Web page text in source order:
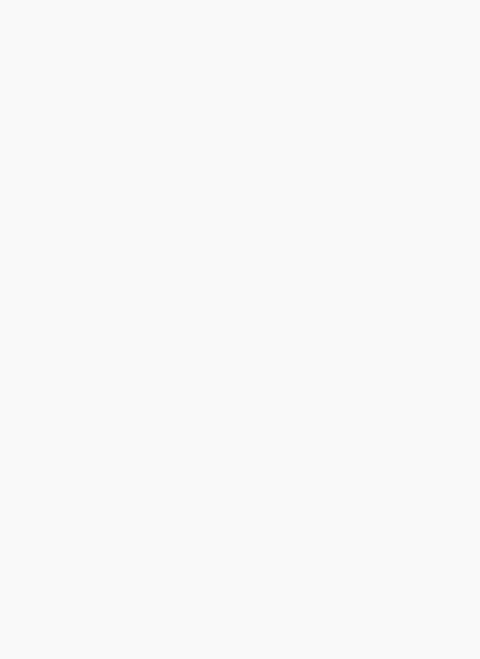
комментарий
Для тех, кто не в курсе конфликта, напоминаем: Мот
Расставить все точки над "i" и добраться до сути